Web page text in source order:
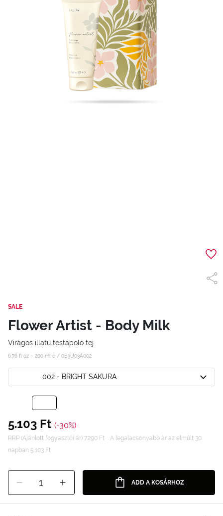
SALE
Flower Artist - Body Milk
Virágos illatú testápoló tej
6.76 fl oz – 200 ml e / 0B3U03A002
002 - BRIGHT SAKURA
5.103 Ft (-30%)
RRP (Ajánlott fogyasztói ár) 7.290 Ft
A legalacsonyabb ár az elmúlt 30
napban 5.103 Ft
1 ADD A KOSÁRHOZ